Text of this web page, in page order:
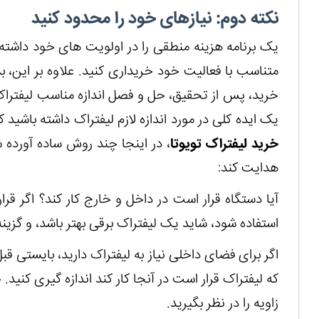
نکته دوم: نیازهای خود را محدود کنید
یک برنامه هزینه منطقی را در اولویت های خود
متناسب با فعالیت خود خریداری کنید. علاوه بر
خرید، پس از تحقیق، حل و فصل اندازه مناسب
یک ایده کلی در مورد اندازه لازم لیفتراک داشته
خرید لیفتراک تویوتا، در اینجا چند روش ساده
هدایت کند:
آیا دستگاه قرار است در داخل و خارج کار کند؟ اگر
استفاده شود، شاید یک لیفتراک برقی بهتر باشد، و
اگر برای فضای داخلی نیاز به لیفتراک دارید، بایستی
که لیفتراک قرار است در آنجا کار کند اندازه گیری
زاویه را در نظر بگیرید.